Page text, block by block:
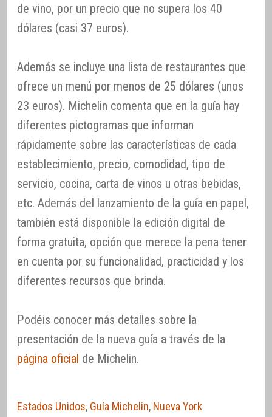
de vino, por un precio que no supera los 40
dólares (casi 37 euros).
Además se incluye una lista de restaurantes que
ofrece un menú por menos de 25 dólares (unos
23 euros). Michelin comenta que en la guía hay
diferentes pictogramas que informan
rápidamente sobre las características de cada
establecimiento, precio, comodidad, tipo de
servicio, cocina, carta de vinos u otras bebidas,
etc. Además del lanzamiento de la guía en papel,
también está disponible la edición digital de
forma gratuita, opción que merece la pena tener
en cuenta por su funcionalidad, practicidad y los
diferentes recursos que brinda.
Podéis conocer más detalles sobre la
presentación de la nueva guía a través de la
página oficial de Michelin.
Estados Unidos, Guía Michelin, Nueva York